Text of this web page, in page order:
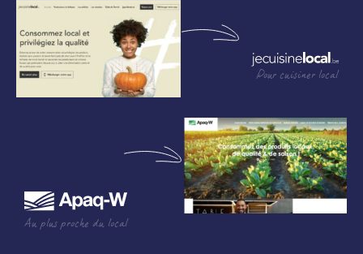
Pour cuisiner local
Au plus proche du local